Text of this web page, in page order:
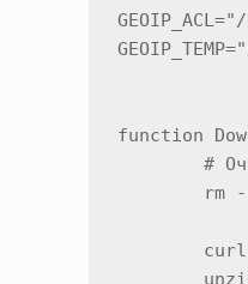
function
#
rm